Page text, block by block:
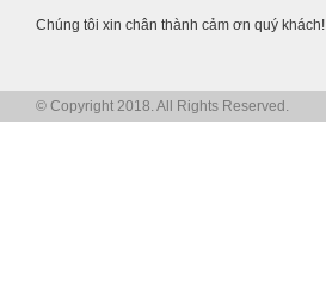
Chúng tôi xin chân thành cảm ơn quý khách!
© Copyright 2018. All Rights Reserved.